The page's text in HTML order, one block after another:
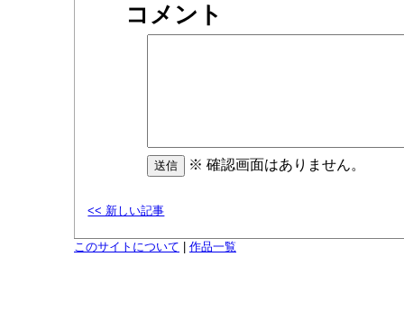
コメント
※ 確認画面はありません。
<< 新しい記事
このサイトについて 作品一覧